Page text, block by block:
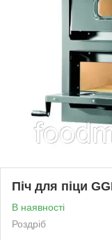
Піч для піци
В наявності
Роздріб